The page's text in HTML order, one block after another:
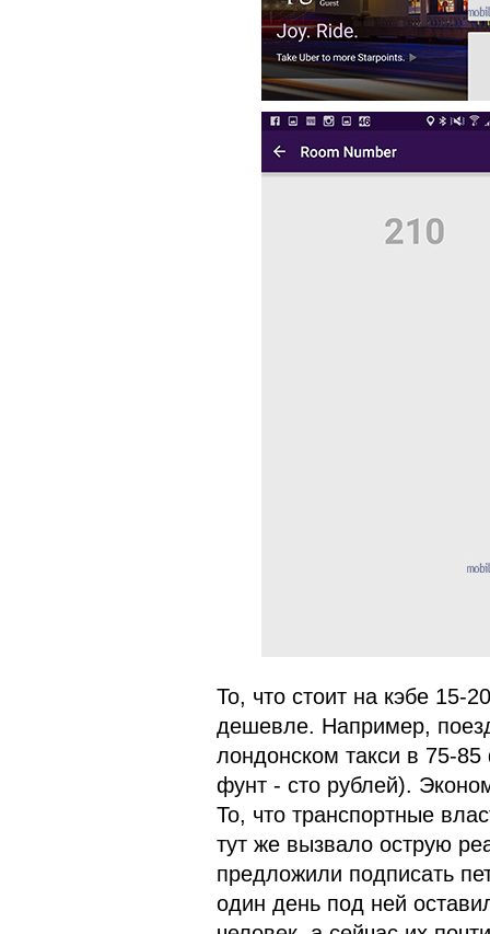
То, что стоит на кэбе 15-
дешевле. Например,
лондонском такси в 75-
фунт - сто рублей).
То, что транспортные
тут же вызвало острую
предложили подписать
один день под ней